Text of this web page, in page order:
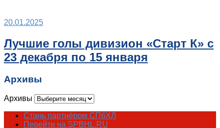
20.01.2025
Лучшие голы дивизион «Старт К» с
23 декабря по 15 января
Архивы
Архивы
Стань партнёром СПбХЛ
Перейти на SPBHL.RU